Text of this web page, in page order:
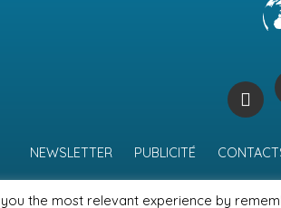
NEWSLETTER PUBLICITÉ
the most relevant experience by